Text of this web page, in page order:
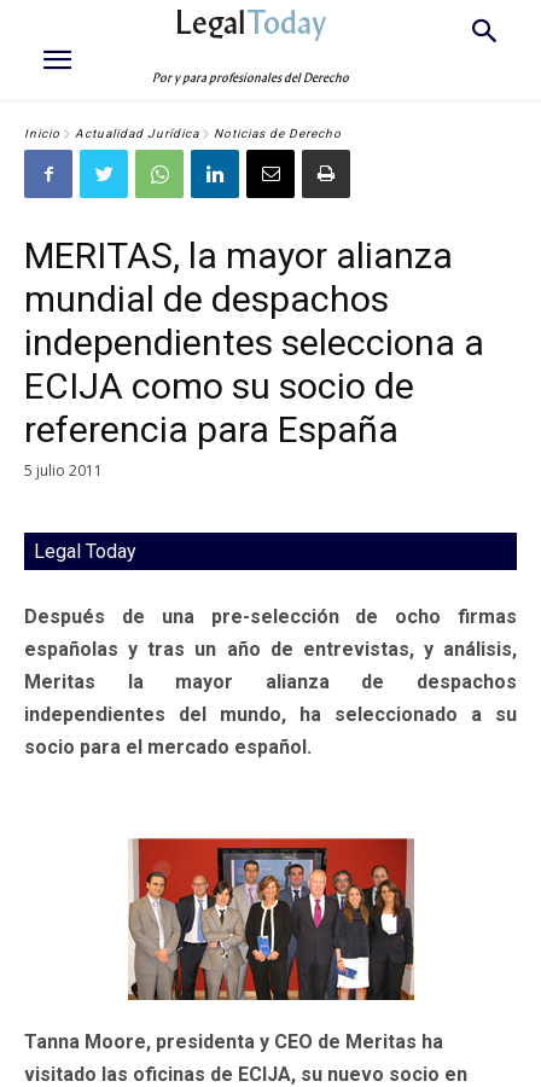
LegalToday
Por y para profesionales del Derecho
Inicio Actualidad Jurídica Noticias de Derecho
MERITAS, la mayor alianza
mundial de despachos
independientes selecciona a
ECIJA como su socio de
referencia para España
5 julio 2011
Legal Today
Después de una pre-selección de ocho firmas
españolas y tras un año de entrevistas, y análisis,
Meritas la mayor alianza de despachos
independientes del mundo, ha seleccionado a su
socio para el mercado español.
Tanna Moore, presidenta y CEO de Meritas ha
visitado las oficinas de ECIJA, su nuevo socio en